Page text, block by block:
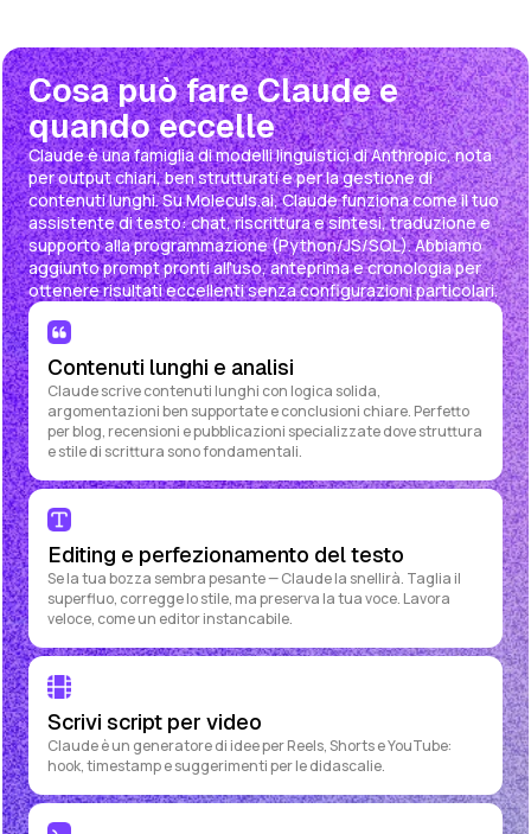
Cosa può fare Claude e
quando eccelle
Claude è una famiglia di modelli linguistici di Anthropic, nota
per output chiari, ben strutturati e per la gestione di
contenuti lunghi. Su Moleculs.ai, Claude funziona come il tuo
assistente di testo: chat, riscrittura e sintesi, traduzione e
supporto alla programmazione (Python/JS/SQL). Abbiamo
aggiunto prompt pronti all'uso, anteprima e cronologia per
ottenere risultati eccellenti senza configurazioni particolari.
Contenuti lunghi e analisi
Claude scrive contenuti lunghi con logica solida,
argomentazioni ben supportate e conclusioni chiare. Perfetto
per blog, recensioni e pubblicazioni specializzate dove struttura
e stile di scrittura sono fondamentali.
Editing e perfezionamento del testo
Se la tua bozza sembra pesante — Claude la snellirà. Taglia il
superfluo, corregge lo stile, ma preserva la tua voce. Lavora
veloce, come un editor instancabile.
Scrivi script per video
Claude è un generatore di idee per Reels, Shorts e YouTube:
hook, timestamp e suggerimenti per le didascalie.